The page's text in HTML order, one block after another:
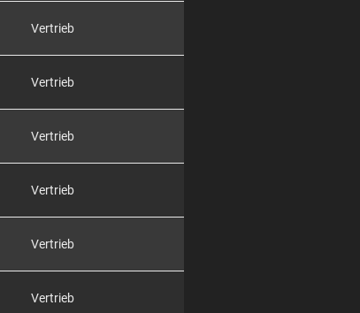
Vertrieb
Vertrieb
Vertrieb
Vertrieb
Vertrieb
Vertrieb